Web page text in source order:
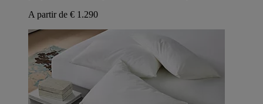
A partir de € 1.290